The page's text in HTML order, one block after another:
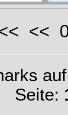
<<
Seite: